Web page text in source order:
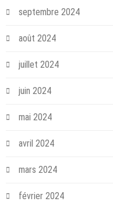
septembre 2024
août 2024
juillet 2024
juin 2024
mai 2024
avril 2024
mars 2024
février 2024